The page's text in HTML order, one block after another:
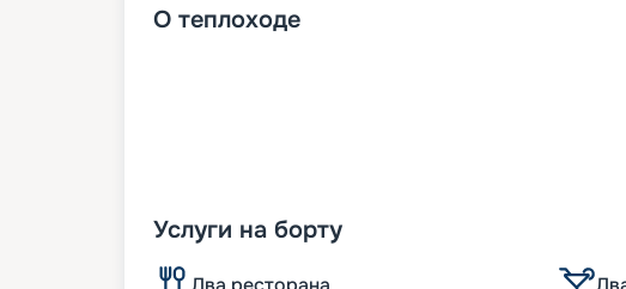
О теплоходе
Услуги на борту